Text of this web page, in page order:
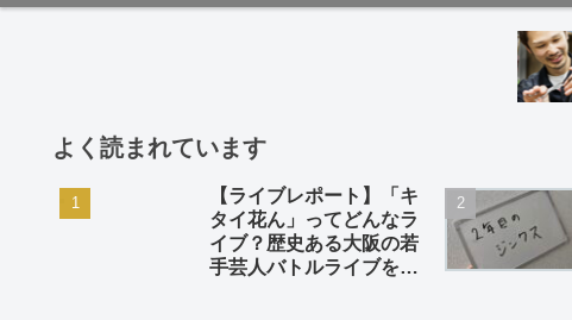
よく読まれています
【ライブレポート】「キ
タイ花ん」ってどんなラ
イブ？歴史ある大阪の若
手芸人バトルライブを徹